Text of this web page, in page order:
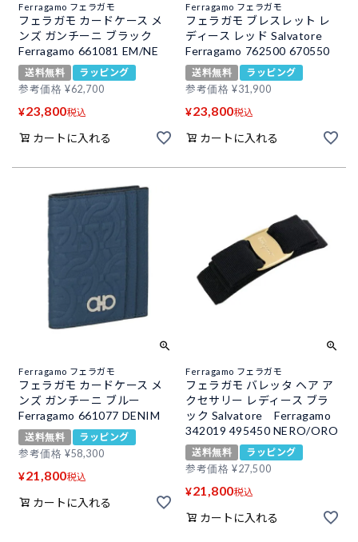
Ferragamo フェラガモ
フェラガモ カードケース メ
ンズ ガンチーニ ブラック
Ferragamo 661081 EM/NE
送料無料
ラッピング
参考価格 ¥62,700
¥23,800税込
カートに入れる
Ferragamo フェラガモ
フェラガモ ブレスレット レ
ディース レッド Salvatore
Ferragamo 762500 670550
送料無料
ラッピング
参考価格 ¥31,900
¥23,800税込
カートに入れる
Ferragamo フェラガモ
フェラガモ カードケース メ
ンズ ガンチーニ ブルー
Ferragamo 661077 DENIM
送料無料
ラッピング
参考価格 ¥58,300
¥21,800税込
カートに入れる
Ferragamo フェラガモ
フェラガモ バレッタ ヘア ア
クセサリー レディース ブラ
ック Salvatore Ferragamo
342019 495450 NERO/ORO
送料無料
ラッピング
参考価格 ¥27,500
¥21,800税込
カートに入れる